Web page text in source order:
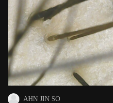
AHN JIN SO